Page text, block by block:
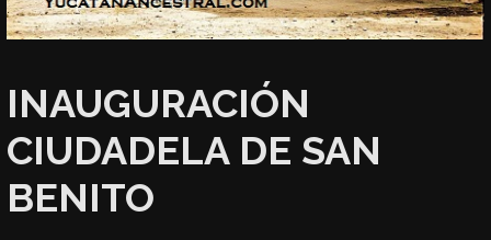
INAUGURACIÓN
CIUDADELA DE SAN
BENITO